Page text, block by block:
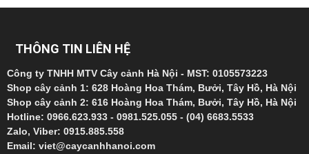
THÔNG TIN LIÊN HỆ
Công ty TNHH MTV Cây cảnh Hà Nội - MST: 0105573223
Shop cây cảnh 1: 628 Hoàng Hoa Thám, Bưởi, Tây Hồ, Hà Nội
Shop cây cảnh 2: 616 Hoàng Hoa Thám, Bưởi, Tây Hồ, Hà Nội
Hotline: 0966.623.933 - 0981.525.055 - (04) 6683.5533
Zalo, Viber: 0915.885.558
Email: viet@caycanhhanoi.com